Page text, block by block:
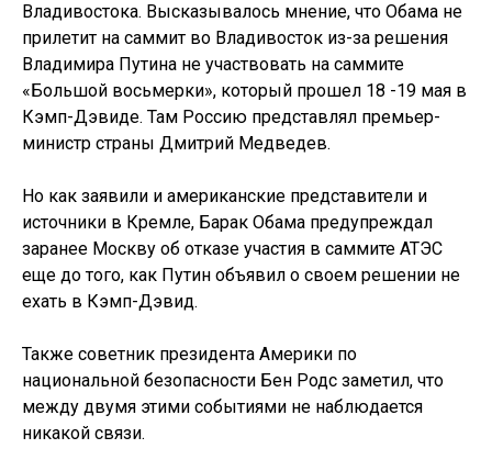
Владивостока. Высказывалось мнение, что Обама не
прилетит на саммит во Владивосток из-за решения
Владимира Путина не участвовать на саммите
«Большой восьмерки», который прошел 18 -19 мая в
Кэмп-Дэвиде. Там Россию представлял премьер-
министр страны Дмитрий Медведев.
Но как заявили и американские представители и
источники в Кремле, Барак Обама предупреждал
заранее Москву об отказе участия в саммите АТЭС
еще до того, как Путин объявил о своем решении не
ехать в Кэмп-Дэвид.
Также советник президента Америки по
национальной безопасности Бен Родс заметил, что
между двумя этими событиями не наблюдается
никакой связи.